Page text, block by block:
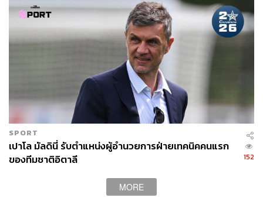
แต่สิ่งสำคัญที่สุดที่ลิปปีได้มอบให้โลกฟุตบอลในปัจจุบันคือ
ปรัชญาการทำทีมที่สามารถปรับเปลี่ยนได้ตามสถานการณ์
ตลอดเวลา อิตาลีเป็นลีกที่ขึ้นชื่อในเรื่องของเกมรับ แต่หลังจา
เข้ามาคุมทีม ยูเวนตุสก็เกิดการเปลี่ยนแปลงและกลับ
มาทวงความยิ่งใหญ่ได้ ด้วยสไตล์การเล่นที่ดุดันมากกว่าทีม
อื่นในอิตาลี และเมล็ดพันธ์ุที่
ลิปปีได้ปลูกไว้ในความคิดของ
นักเตะยูเวนตุสในวันนั้น วันนี้เมล็ดพันธุ์เหล่านั้นได้ออกดอก
ออกผลงดงาม และกลายเป็นรากฐานสำคัญของแท็กติก
ฟุตบอลในยุโรปไปแล้ว
สิ่งหนึ่งที่โค้ชฟุตบอลไทยสามารถเรียนรู้ได้จากปรัชญา
การทำทีมฟุตบอลของลิปปีคือ การเข้าใจทรัพยากรของทีมที่
มีอยู่ และดึงแต่ละส่วนมาใช้ได้อย่างเต็มประสิทธิภาพ
บทสรุปของฟุตบอลยุโรปที่บรรดากุนซืออดีตลูกหม้อของ
พาทีมคว้าแชมป์ลีกสูงสุด น่าจะเป็นบทพิสูจน์ได้ดีว่า ทีมที่
SPORT
เปาโล มัลดินี่ รับตำแหน่งผู้อำนวยการฝ่ายเทคนิคคนแรก
ของทีมชาติอิตาลี
152
MORE